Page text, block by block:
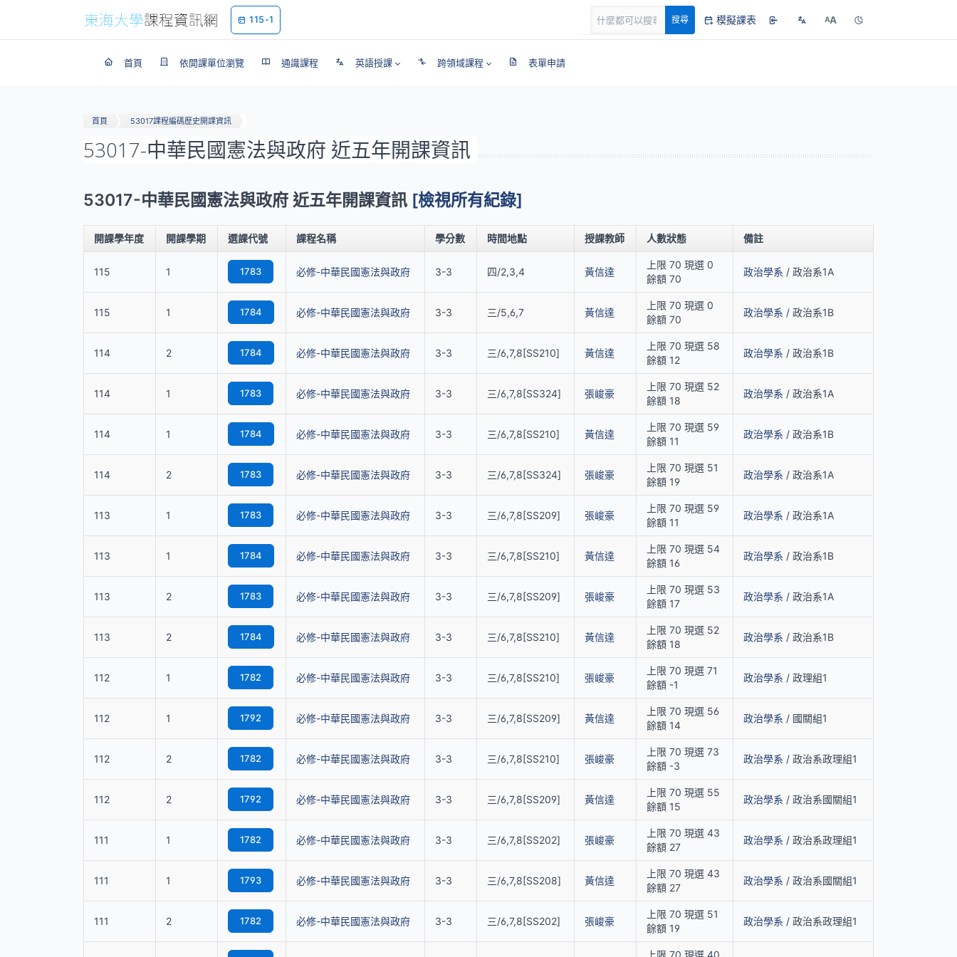
115-1 搜尋 模擬課表 AA
首頁 依開課單位瀏覽 通識課程 英語授課 跨領域課程 表單申請
首頁 53017課程編碼歷史開課資訊
53017-中華民國憲法與政府 近五年開課資訊
53017-中華民國憲法與政府 近五年開課資訊 [檢視所有紀錄]
開課學年度 開課學期 選課代號 課程名稱 學分數 時間地點 授課教師 人數狀態 備註
115 1 1783 必修-中華民國憲法與政府 3-3 四/2,3,4 黃信達
上限 70 現選 0
餘額 70
政治學系 / 政治系1A
115 1 1784 必修-中華民國憲法與政府 3-3 三/5,6,7 黃信達
上限 70 現選 0
餘額 70
政治學系 / 政治系1B
114 2 1784 必修-中華民國憲法與政府 3-3 三/6,7,8[SS210] 黃信達
上限 70 現選 58
餘額 12
政治學系 / 政治系1B
114 1 1783 必修-中華民國憲法與政府 3-3 三/6,7,8[SS324] 張峻豪
上限 70 現選 52
餘額 18
政治學系 / 政治系1A
114 1 1784 必修-中華民國憲法與政府 3-3 三/6,7,8[SS210] 黃信達
上限 70 現選 59
餘額 11
政治學系 / 政治系1B
114 2 1783 必修-中華民國憲法與政府 3-3 三/6,7,8[SS324] 張峻豪
上限 70 現選 51
餘額 19
政治學系 / 政治系1A
113 1 1783 必修-中華民國憲法與政府 3-3 三/6,7,8[SS209] 張峻豪
上限 70 現選 59
餘額 11
政治學系 / 政治系1A
113 1 1784 必修-中華民國憲法與政府 3-3 三/6,7,8[SS210] 黃信達
上限 70 現選 54
餘額 16
政治學系 / 政治系1B
113 2 1783 必修-中華民國憲法與政府 3-3 三/6,7,8[SS209] 張峻豪
上限 70 現選 53
餘額 17
政治學系 / 政治系1A
113 2 1784 必修-中華民國憲法與政府 3-3 三/6,7,8[SS210] 黃信達
上限 70 現選 52
餘額 18
政治學系 / 政治系1B
112 1 1782 必修-中華民國憲法與政府 3-3 三/6,7,8[SS210] 張峻豪
上限 70 現選 71
餘額 -1
政治學系 / 政理組1
112 1 1792 必修-中華民國憲法與政府 3-3 三/6,7,8[SS209] 黃信達
上限 70 現選 56
餘額 14
政治學系 / 國關組1
112 2 1782 必修-中華民國憲法與政府 3-3 三/6,7,8[SS210] 張峻豪
上限 70 現選 73
餘額 -3
政治學系 / 政治系政理組1
112 2 1792 必修-中華民國憲法與政府 3-3 三/6,7,8[SS209] 黃信達
上限 70 現選 55
餘額 15
政治學系 / 政治系國關組1
111 1 1782 必修-中華民國憲法與政府 3-3 三/6,7,8[SS202] 張峻豪
上限 70 現選 43
餘額 27
政治學系 / 政治系政理組1
111 1 1793 必修-中華民國憲法與政府 3-3 三/6,7,8[SS208] 黃信達
上限 70 現選 43
餘額 27
政治學系 / 政治系國關組1
111 2 1782 必修-中華民國憲法與政府 3-3 三/6,7,8[SS202] 張峻豪
上限 70 現選 51
餘額 19
政治學系 / 政治系政理組1
上限 70 現選 40